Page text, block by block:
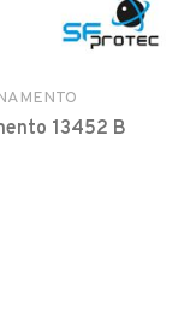
13452 B